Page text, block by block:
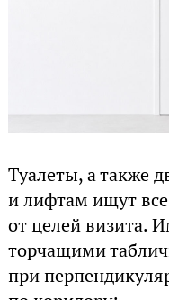
Туалеты, а также
и лифтам ищут
от целей визита.
торчащими
при